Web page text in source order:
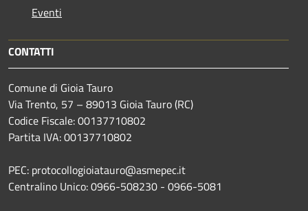
Eventi
CONTATTI
Comune di Gioia Tauro
Via Trento, 57 – 89013 Gioia Tauro (RC)
Codice Fiscale: 00137710802
Partita IVA: 00137710802
PEC: protocollogioiatauro@asmepec.it
Centralino Unico: 0966-508230 - 0966-5081